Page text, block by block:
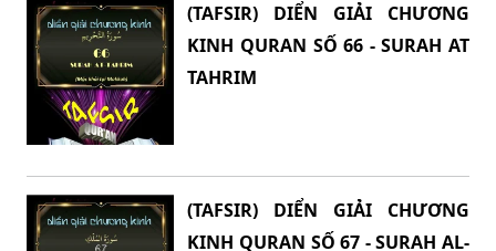
(TAFSIR) DIỂN GIẢI CHƯƠNG
KINH QURAN SỐ 66 - SURAH AT
TAHRIM
(TAFSIR) DIỂN GIẢI CHƯƠNG
KINH QURAN SỐ 67 - SURAH AL-